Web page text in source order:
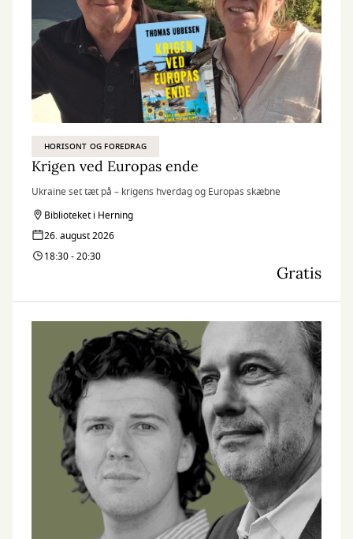
HORISONT OG FOREDRAG
Krigen ved Europas ende
Ukraine set tæt på – krigens hverdag og Europas skæbne
Biblioteket i Herning
26. august 2026
18:30 - 20:30
Gratis